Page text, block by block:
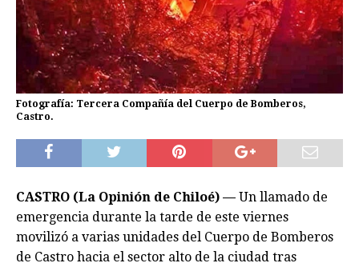
Fotografía: Tercera Compañía del Cuerpo de Bomberos,
Castro.
CASTRO (La Opinión de Chiloé) — Un llamado de
emergencia durante la tarde de este viernes
movilizó a varias unidades del Cuerpo de Bomberos
de Castro hacia el sector alto de la ciudad tras